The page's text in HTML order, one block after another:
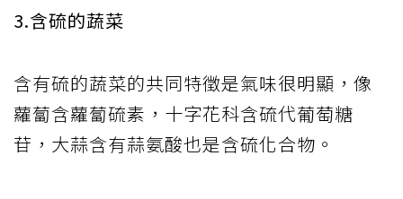
3.含硫的蔬菜
含有硫的蔬菜的共同特徵是氣味很明顯，像
蘿蔔含蘿蔔硫素，十字花科含硫代葡萄糖
苷，大蒜含有蒜氨酸也是含硫化合物。